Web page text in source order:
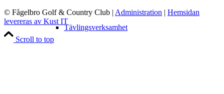
Tävlingsverksamhet
© Fågelbro Golf & Country Club | Administration | Hemsidan
levereras av Kust IT
Scroll to top